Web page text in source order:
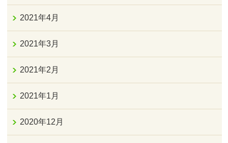
2021年4月
2021年3月
2021年2月
2021年1月
2020年12月